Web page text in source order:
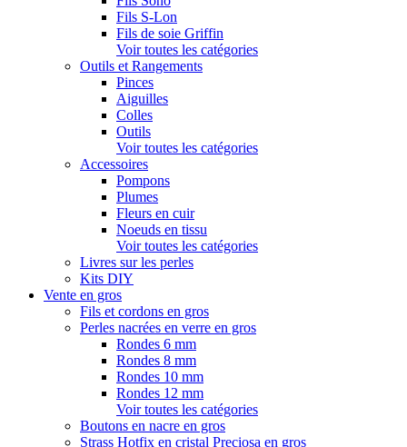
Fils S-Lon
Fils de soie Griffin
Voir toutes les catégories
Outils et Rangements
Pinces
Aiguilles
Colles
Outils
Voir toutes les catégories
Accessoires
Pompons
Plumes
Fleurs en cuir
Noeuds en tissu
Voir toutes les catégories
Livres sur les perles
Kits DIY
Vente en gros
Fils et cordons en gros
Perles nacrées en verre en gros
Rondes 6 mm
Rondes 8 mm
Rondes 10 mm
Rondes 12 mm
Voir toutes les catégories
Boutons en nacre en gros
Strass Hotfix en cristal Preciosa en gros